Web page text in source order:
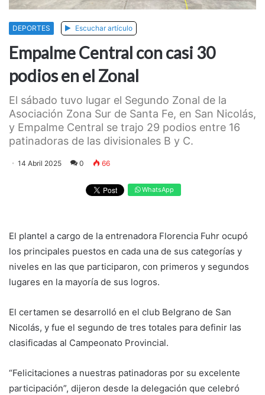
DEPORTES Escuchar artículo
Empalme Central con casi 30
podios en el Zonal
El sábado tuvo lugar el Segundo Zonal de la
Asociación Zona Sur de Santa Fe, en San Nicolás,
y Empalme Central se trajo 29 podios entre 16
patinadoras de las divisionales B y C.
14 Abril 2025 0 66
WhatsApp
El plantel a cargo de la entrenadora Florencia Fuhr ocupó
los principales puestos en cada una de sus categorías y
niveles en las que participaron, con primeros y segundos
lugares en la mayoría de sus logros.
El certamen se desarrolló en el club Belgrano de San
Nicolás, y fue el segundo de tres totales para definir las
clasificadas al Campeonato Provincial.
“Felicitaciones a nuestras patinadoras por su excelente
participación”, dijeron desde la delegación que celebró